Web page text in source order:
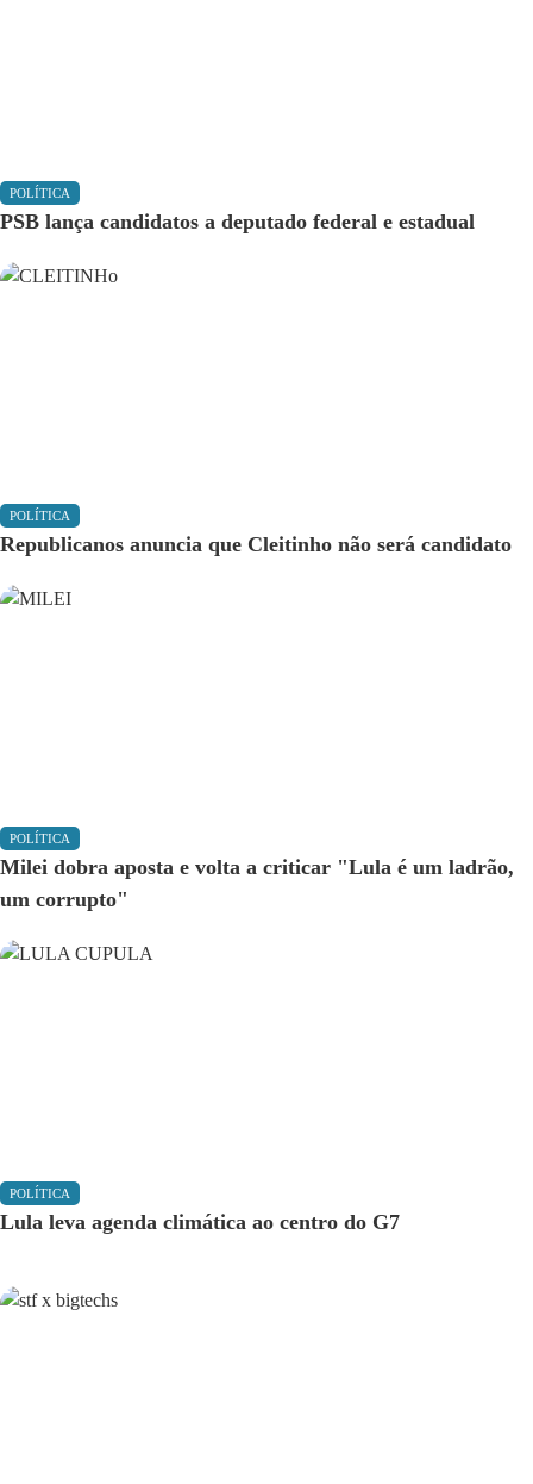
POLÍTICA
PSB lança candidatos a deputado federal e estadual
POLÍTICA
Republicanos anuncia que Cleitinho não será candidato
POLÍTICA
Milei dobra aposta e volta a criticar "Lula é um ladrão,
um corrupto"
POLÍTICA
Lula leva agenda climática ao centro do G7